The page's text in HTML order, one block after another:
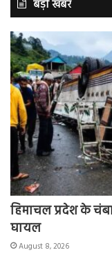
बड़ी खबर
हिमाचल प्रदेश के
घायल
August 8, 2026